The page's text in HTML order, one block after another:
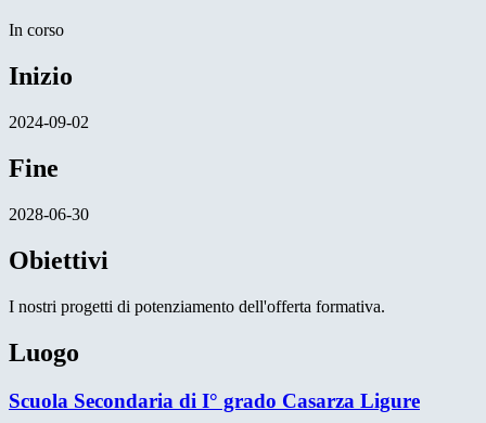
In corso
Inizio
2024-09-02
Fine
2028-06-30
Obiettivi
I nostri progetti di potenziamento dell'offerta formativa.
Luogo
Scuola Secondaria di I° grado Casarza Ligure